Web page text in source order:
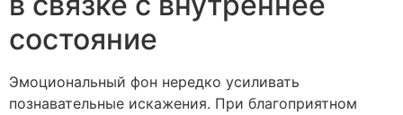
состояние
Эмоциональный фон нередко усиливать
познавательные искажения. При благоприятном